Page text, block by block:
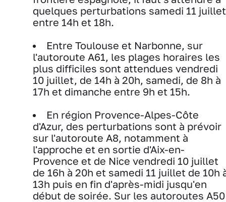
quelques perturbations samedi 11
entre 14h et 18h.
Entre Toulouse et Narbonne, sur
l'autoroute A61, les plages horaires les
plus difficiles sont attendues vendredi
10 juillet, de 14h à 20h, samedi, de 8h à
17h et dimanche entre 9h et 15h.
En région Provence-Alpes-Côte
d'Azur, des perturbations sont à prévoir
sur l'autoroute A8, notamment à
l'approche et en sortie d'Aix-en-
Provence et de Nice vendredi 10 juillet
de 16h à 20h et samedi 11 juillet de 10h
13h puis en fin d'après-midi jusqu'en
début de soirée. Sur les autoroutes A50